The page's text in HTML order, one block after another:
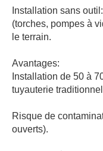
Installation sans
(torches, pompes à
le terrain.
Avantages:
Installation de 50 à
tuyauterie
Risque de
ouverts).